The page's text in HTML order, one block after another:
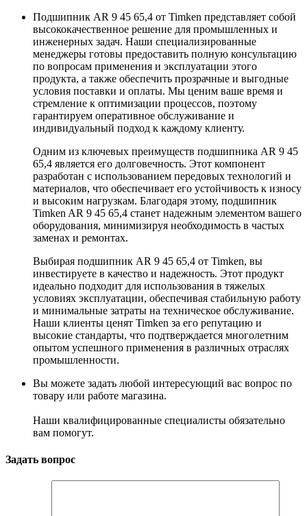
Подшипник AR 9 45 65,4 от Timken представляет собой
высококачественное решение для промышленных и
инженерных задач. Наши специализированные
менеджеры готовы предоставить полную консультацию
по вопросам применения и эксплуатации этого
продукта, а также обеспечить прозрачные и выгодные
условия поставки и оплаты. Мы ценим ваше время и
стремление к оптимизации процессов, поэтому
гарантируем оперативное обслуживание и
индивидуальный подход к каждому клиенту.
Одним из ключевых преимуществ подшипника AR 9 45
65,4 является его долговечность. Этот компонент
разработан с использованием передовых технологий и
материалов, что обеспечивает его устойчивость к износу
и высоким нагрузкам. Благодаря этому, подшипник
Timken AR 9 45 65,4 станет надежным элементом вашего
оборудования, минимизируя необходимость в частых
заменах и ремонтах.
Выбирая подшипник AR 9 45 65,4 от Timken, вы
инвестируете в качество и надежность. Этот продукт
идеально подходит для использования в тяжелых
условиях эксплуатации, обеспечивая стабильную работу
и минимальные затраты на техническое обслуживание.
Наши клиенты ценят Timken за его репутацию и
высокие стандарты, что подтверждается многолетним
опытом успешного применения в различных отраслях
промышленности.
Вы можете задать любой интересующий вас вопрос по
товару или работе магазина.
Наши квалифицированные специалисты обязательно
вам помогут.
Задать вопрос